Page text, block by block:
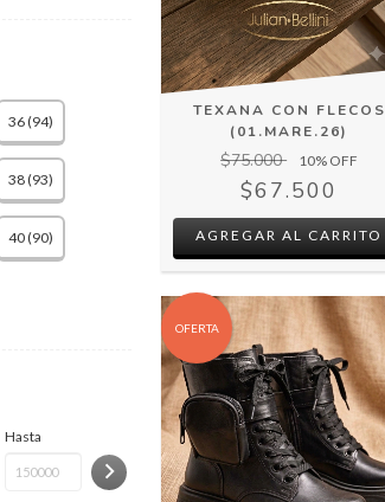
36 (94)
38 (93)
40 (90)
Hasta
TEXANA CON FLECOS
(01.MARE.26)
$75.000 10% OFF
$67.500
AGREGAR AL CARRITO
OFERTA